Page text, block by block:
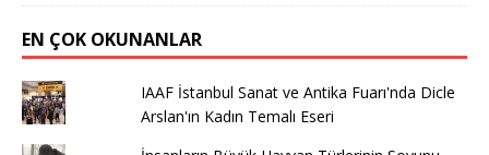
EN ÇOK OKUNANLAR
IAAF İstanbul Sanat ve Antika Fuarı'nda Dicle
Arslan'ın Kadın Temalı Eseri